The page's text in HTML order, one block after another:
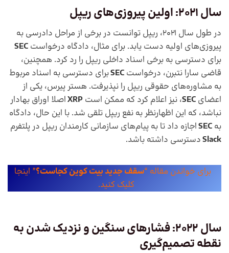
سال 2021: اولین پیروزی‌های ریپل
در طول سال 2021، ریپل توانست در برخی از مراحل دادرسی به
پیروزی‌های اولیه دست یابد. برای مثال، دادگاه درخواست SEC
برای دسترسی به برخی اسناد داخلی ریپل را رد کرد. همچنین،
قاضی سارا نتبرن، درخواست SECبرای دسترسی به اسناد مربوط
به مشاوره‌های حقوقی ریپل را نپذیرفت. هستر پیرس، یکی از
اعضای SEC، نیز اعلام کرد که ممکن است XRPاصلا اوراق بهادار
نباشد، که این اظهارنظر به نفع ریپل تلقی شد. با این حال، دادگاه
به SECاجازه داد تا به پیام‌های سازمانی کارمندان ریپل در پلتفرم
Slackدسترسی داشته باشد.
برای خواندن مقاله “سقف جدید بیت کوین کجاست؟” اینجا
کلیک کنید.
سال 2022: فشارهای سنگین و نزدیک شدن به
نقطه تصمیم‌گیری